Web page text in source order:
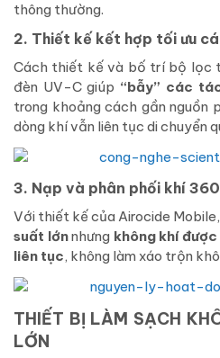
thông thường.
2. Thiết kế kết hợp tối ưu
Cách thiết kế và bố trí bộ lọc
đèn UV-C giúp “bẫy” các
trong khoảng cách gần nguồn
dòng khí vẫn liên tục di chuyển
3. Nạp và phân phối khí
Với thiết kế của Airocide
suất lớnnhưng không khí
liên tục, không làm xáo trộn
THIẾT BỊ LÀM SẠCH
LỚN